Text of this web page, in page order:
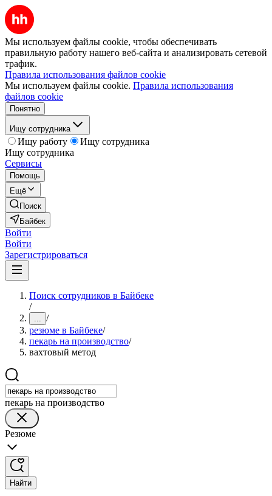
Мы используем файлы cookie, чтобы обеспечивать
правильную работу нашего веб-сайта и анализировать сетевой
трафик.
Правила использования файлов cookie
Мы используем файлы cookie. Правила использования
файлов cookie
Понятно
Ищу сотрудника
Ищу работу
Ищу сотрудника
Ищу сотрудника
Сервисы
Помощь
Ещё
Поиск
Байбек
Войти
Войти
Зарегистрироваться
Поиск сотрудников в Байбеке
/
... /
резюме в Байбеке/
пекарь на производство/
вахтовый метод
пекарь на производство
Резюме
Найти